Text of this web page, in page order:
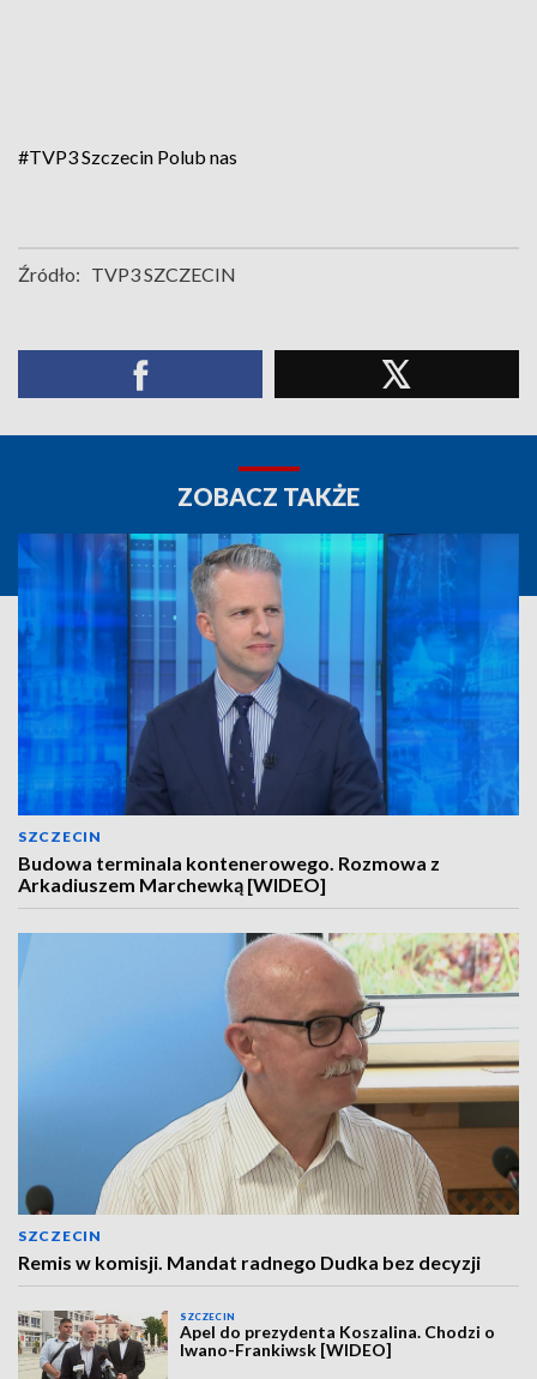
#TVP3 Szczecin Polub nas
Źródło: TVP3 SZCZECIN
ZOBACZ TAKŻE
SZCZECIN
Budowa terminala kontenerowego. Rozmowa z
Arkadiuszem Marchewką [WIDEO]
SZCZECIN
Remis w komisji. Mandat radnego Dudka bez decyzji
SZCZECIN
Apel do prezydenta Koszalina. Chodzi o
Iwano-Frankiwsk [WIDEO]